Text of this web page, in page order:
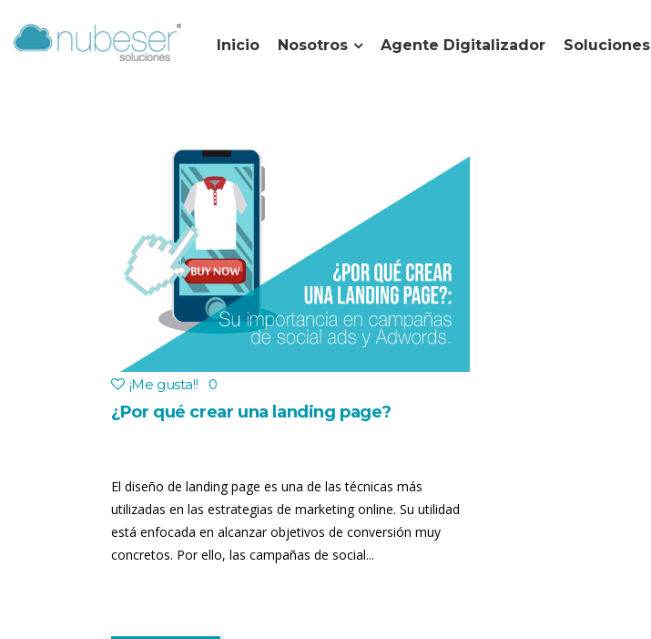
Inicio Nosotros Agente Digitalizador Soluciones
¡Me gusta!! 0
¿Por qué crear una landing page?
El diseño de landing page es una de las técnicas más
utilizadas en las estrategias de marketing online. Su utilidad
está enfocada en alcanzar objetivos de conversión muy
concretos. Por ello, las campañas de social...